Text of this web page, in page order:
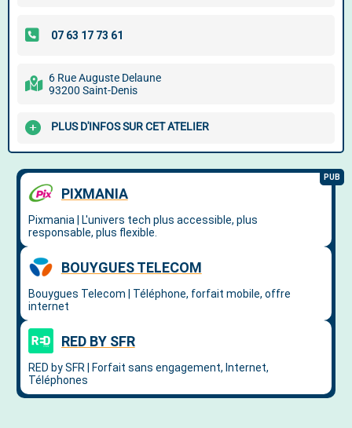
6 Rue Auguste Delaune
93200 Saint-Denis
PLUS D'INFOS SUR CET ATELIER